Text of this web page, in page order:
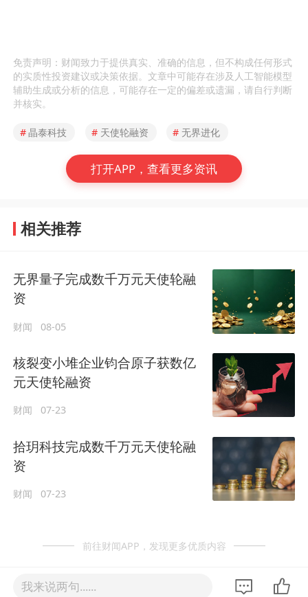
免责声明：财闻致力于提供真实、准确的信息，但不构成任何形式
的实质性投资建议或决策依据。文章中可能存在涉及人工智能模型
辅助生成或分析的信息，可能存在一定的偏差或遗漏，请自行判断
并核实。
#晶泰科技 # 天使轮融资 # 无界进化
打开APP，查看更多资讯
相关推荐
无界量子完成数千万元天使轮融
资
财闻 08-05
核裂变小堆企业钧合原子获数亿
元天使轮融资
财闻 07-23
拾玥科技完成数千万元天使轮融
资
财闻 07-23
前往财闻APP，发现更多优质内容
我来说两句......